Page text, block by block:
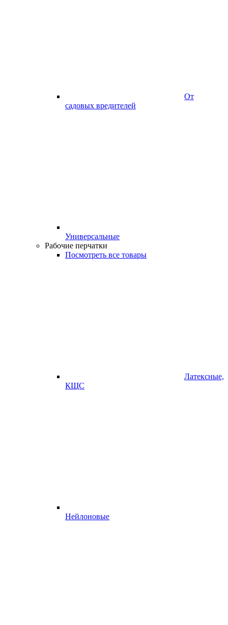
От
садовых вредителей
Универсальные
Рабочие перчатки
Посмотреть все товары
Латексные,
КЩС
Нейлоновые